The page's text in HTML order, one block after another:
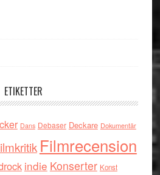
ETIKETTER
Dans Debaser Deckare Dokumentär
Filmrecension
indie Konserter Konst